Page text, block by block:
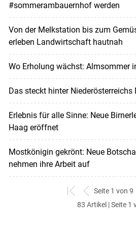
#sommerambauernhof werden
Von der Melkstation bis zum
erleben Landwirtschaft hautnah
Wo Erholung wächst: Almsommer
Das steckt hinter Niederösterreichs
Erlebnis für alle Sinne: Neue
Haag eröffnet
Mostkönigin gekrönt: Neue
nehmen ihre Arbeit auf
zum
ersten
zurück
zum
Seite 1 von 9
83 Artikel | Seite 1